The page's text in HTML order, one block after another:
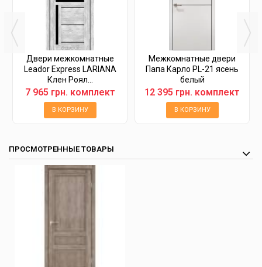
Двери межкомнатные
Leador Express LARIANA
Клен Роял...
7 965 грн. комплект
В КОРЗИНУ
Межкомнатные двери
Папа Карло PL-21 ясень
белый
12 395 грн. комплект
В КОРЗИНУ
ПРОСМОТРЕННЫЕ ТОВАРЫ